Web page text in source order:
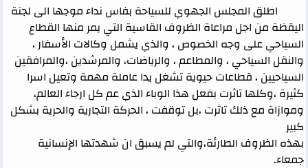
اطلق المجلس الجهوي للسياحة بفاس نداء موجها الى لجنة
اليقظة من اجل مراعاة الظروف القاسية التي يمر منها القطاع
السياحي على وجه الخصوص ، والذي يشمل وكالات الأسفار ،
والنقل السياحي ، والمطاعم ، والرياضات، والمرشدين ،والمرافقين
السياحيين ، قطاعات حيوية تشغل يدا عاملة مهمة وتعيل اسرا
كثيرة ،وكلها تاثرت بفعل هذا الوباء الذي عم كل ارجاء العالم،
وموازاة مع ذلك تاثرت ،بل توقفت ، الحركة التجارية والحرية بشكل
كبير
بهذه الظروف الطارئة،والتي لم يسبق ان شهدتها الإنسانية
جمعاء.